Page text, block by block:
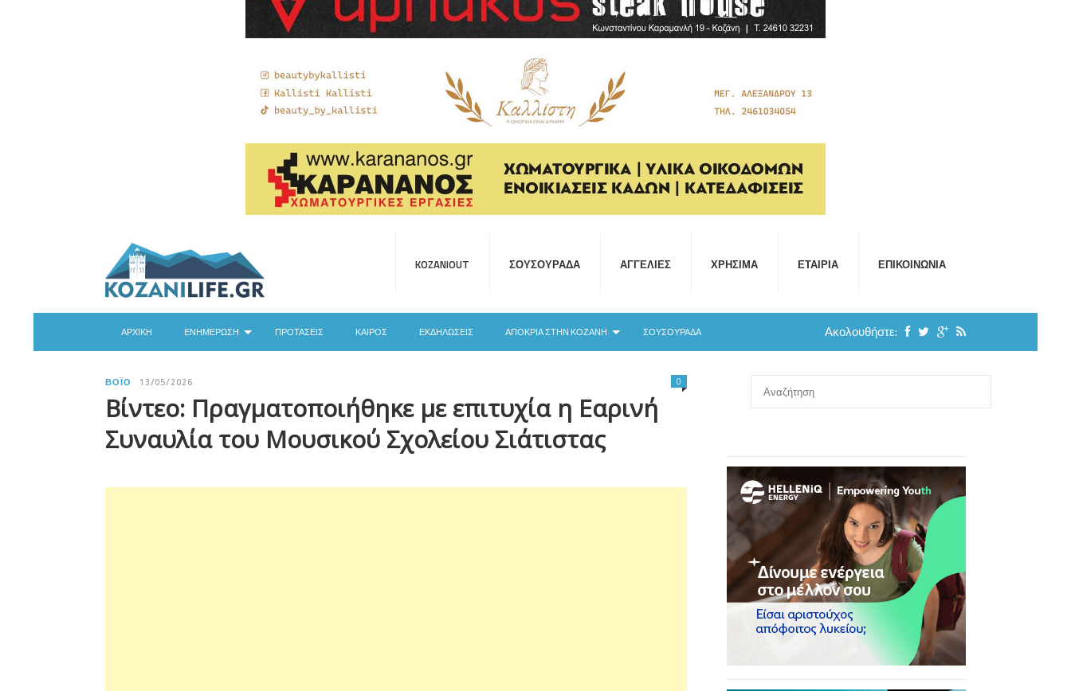
KOZANIOUT ΣΟΥΣΟΥΡΆΔΑ ΑΓΓΕΛΊΕΣ ΧΡΉΣΙΜΑ ΕΤΑΙΡΊΑ ΕΠΙΚΟΙΝΩΝΊΑ
ΑΡΧΙΚΉ ΕΝΗΜΈΡΩΣΗ ΠΡΟΤΆΣΕΙΣ ΚΑΙΡΌΣ ΕΚΔΗΛΏΣΕΙΣ ΑΠΟΚΡΙΆ ΣΤΗΝ ΚΟΖΆΝΗ ΣΟΥΣΟΥΡΆΔΑ Ακολουθήστε:
ΒΌΙΟ 13/05/2026
Βίντεο: Πραγματοποιήθηκε με επιτυχία η Εαρινή
Συναυλία του Μουσικού Σχολείου Σιάτιστας
0